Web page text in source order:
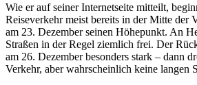
Wie er auf seiner Internetseite mitteilt,
Reiseverkehr meist bereits in der Mitte der
am 23. Dezember seinen Höhepunkt. An
Straßen in der Regel ziemlich frei. Der
am 26. Dezember besonders stark – dann
Verkehr, aber wahrscheinlich keine langen